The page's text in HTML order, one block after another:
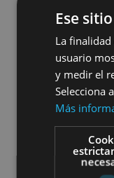
Localidades
Ese
La
usuario
y medir el
Selecciona
Más